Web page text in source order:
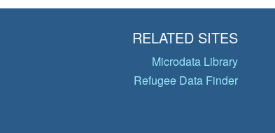
RELATED SITES
Microdata Library
Refugee Data Finder